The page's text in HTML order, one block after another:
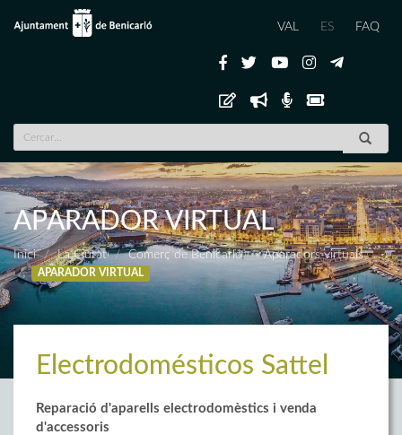
VAL ES FAQ
APARADOR VIRTUAL
Inici La Ciutat Comerç de Benicarló Aparadors virtuals
APARADOR VIRTUAL
Electrodomésticos Sattel
Reparació d'aparells electrodomèstics i venda
d'accessoris